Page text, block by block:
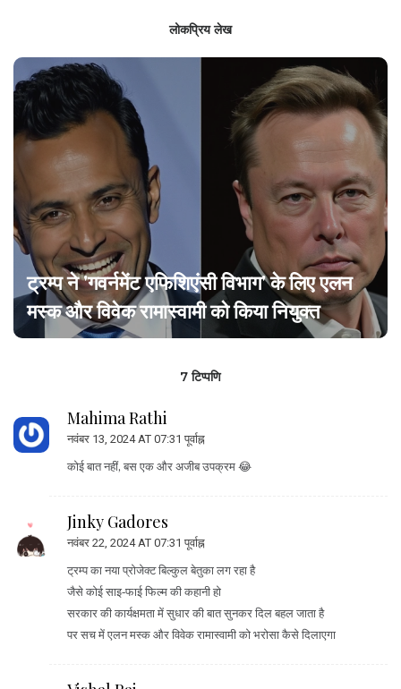
लोकप्रिय लेख
ट्रम्प ने 'गवर्नमेंट एफिशिएंसी विभाग' के लिए एलन
मस्क और विवेक रामास्वामी को किया नियुक्त
7 टिप्पणि
Mahima Rathi
नवंबर 13, 2024 AT 07:31 पूर्वाह्न
कोई बात नहीं, बस एक और अजीब उपक्रम 😂
Jinky Gadores
नवंबर 22, 2024 AT 07:31 पूर्वाह्न
ट्रम्प का नया प्रोजेक्ट बिल्कुल बेतुका लग रहा है
जैसे कोई साइ‑फाई फिल्म की कहानी हो
सरकार की कार्यक्षमता में सुधार की बात सुनकर दिल बहल जाता है
पर सच में एलन मस्क और विवेक रामास्वामी को भरोसा कैसे दिलाएगा